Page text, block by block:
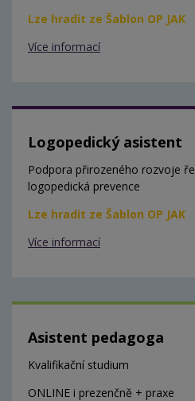
Lze hradit ze Šablon OP JAK
Více informací
Logopedický asistent
Podpora přirozeného rozvoje
logopedická prevence
Lze hradit ze Šablon OP JAK
Více informací
Asistent pedagoga
Kvalifikační studium
ONLINE i prezenčně + praxe